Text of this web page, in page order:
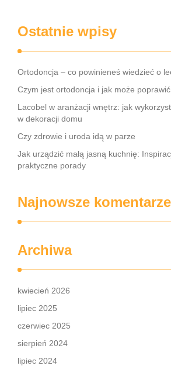
Ostatnie wpisy
Ortodoncja – co powinieneś wiedzieć o
Czym jest ortodoncja i jak może
Lacobel w aranżacji wnętrz: jak
w dekoracji domu
Czy zdrowie i uroda idą w parze
Jak urządzić małą jasną kuchnię:
praktyczne porady
Najnowsze komentarze
Archiwa
kwiecień 2026
lipiec 2025
czerwiec 2025
sierpień 2024
lipiec 2024